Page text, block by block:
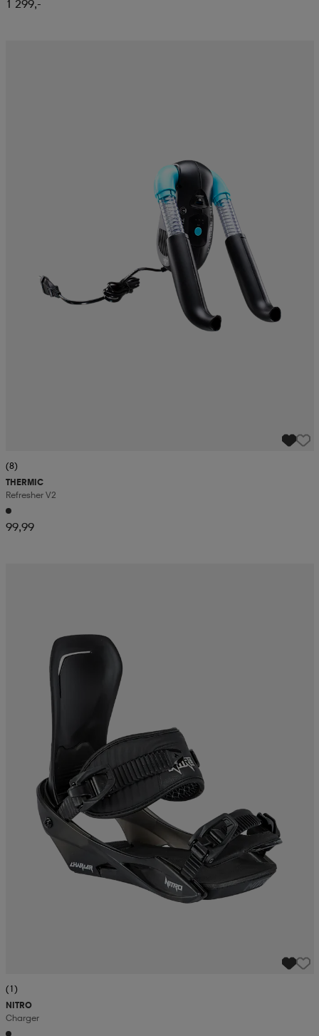
1 299,-
(8)
THERMIC
Refresher V2
99,99
(1)
NITRO
Charger